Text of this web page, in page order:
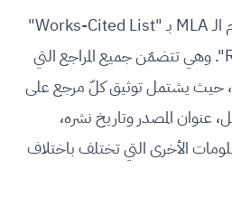
تُسمّى قائمة المراجع في نظام الـ MLA بـ "Works-Cited List"
بدلاً من "Reference List". وهي تتضمّن جميع المراجع التي
حيث يشتمل توثيق كلّ مرجع على
عنوان المصدر وتاريخ نشره،
الأخرى التي تختلف باختلاف